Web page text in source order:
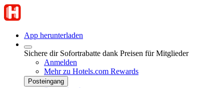
App herunterladen
Sichere dir Sofortrabatte dank Preisen für Mitglieder
Anmelden
Mehr zu Hotels.com Rewards
Posteingang